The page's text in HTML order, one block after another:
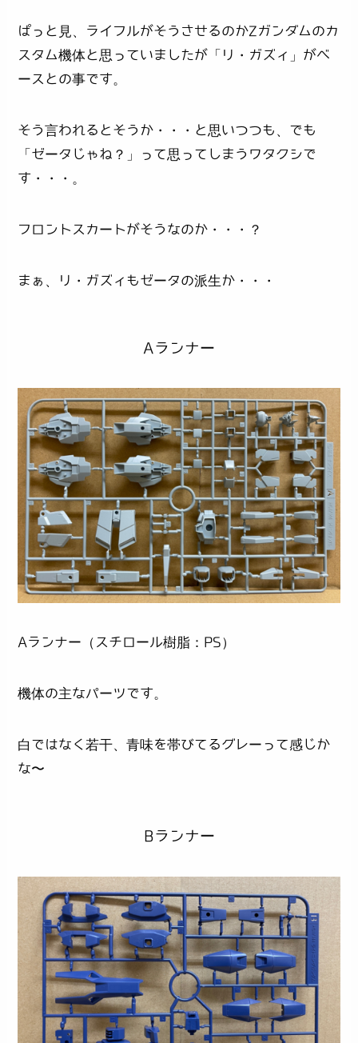
ぱっと見、ライフルがそうさせるのかZガンダムのカ
スタム機体と思っていましたが「リ・ガズィ」がベ
ースとの事です。
そう言われるとそうか・・・と思いつつも、でも
「ゼータじゃね？」って思ってしまうワタクシで
す・・・。
フロントスカートがそうなのか・・・？
まぁ、リ・ガズィもゼータの派生か・・・
Aランナー
Aランナー（スチロール樹脂：PS）
機体の主なパーツです。
白ではなく若干、青味を帯びてるグレーって感じか
な〜
Bランナー